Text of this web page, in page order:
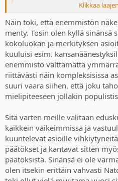
EI       8
TYHJIÄ   0
POISSA   3
Lisäksi Suomen kansasta n. 60 %
selkeää mielestäni. Enemmistön
Klikkaa
Näin toki, että enemmistön
menty. Tosin olen kyllä sinänsä
kokoluokan ja merkityksen
kuuluisi esim.
enemmistö välttämättä
riittävästi näin kompleksisissa
suuri vaara siihen, että joku
mielipiteeseen jollakin
Sitä varten meille valitaan
kaikkein vaikeimmissa ja
kuuntelevat asioille
päätökset ja kantavat sitten
päätöksistä. Sinänsä ei ole
olen itsekin erittäin vahvasti